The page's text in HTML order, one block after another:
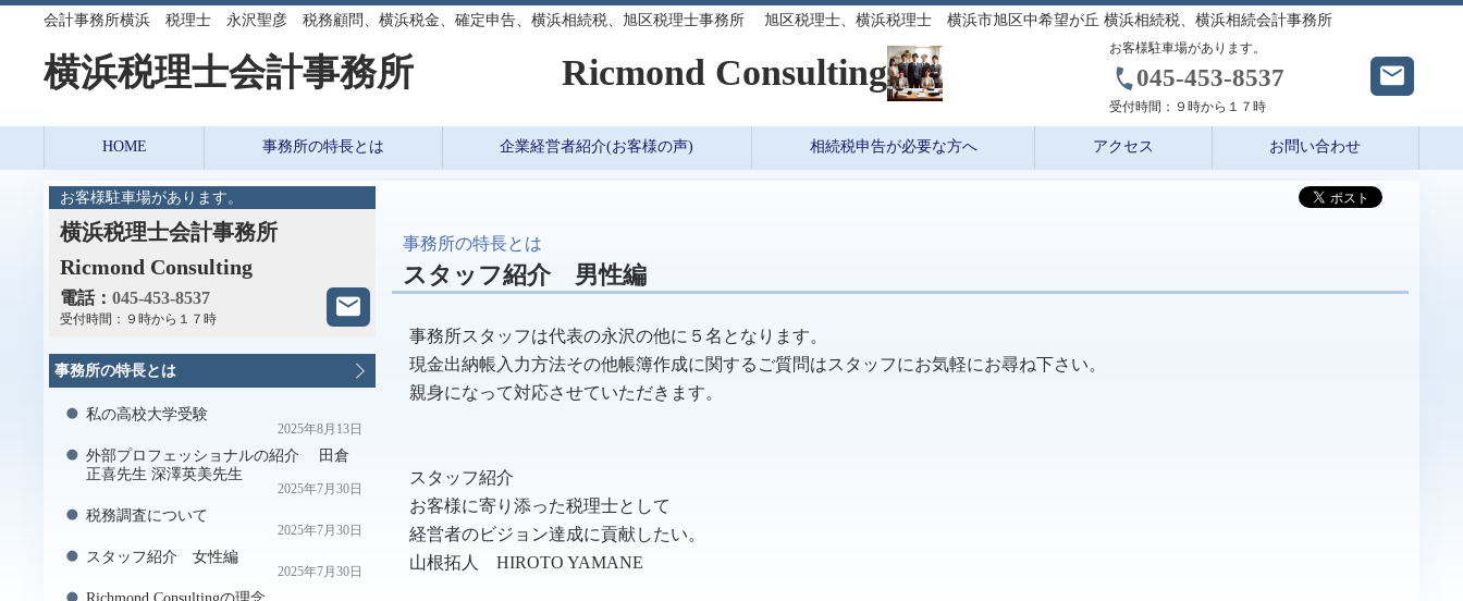
会計事務所横浜 税理士 永沢聖彦 税務顧問、横浜税金、確定申告、横浜相続税、旭区税理士事務所 旭区税理士、横浜税理士 横浜市旭区中希望が丘 横浜相続税、横浜相続会計事務所
横浜税理士会計事務所 Ricmond Consulting
お客様駐車場があります。
045-453-8537
受付時間： ９時から１７時
HOME 事務所の特長とは 企業経営者紹介(お客様の声) 相続税申告が必要な方へ アクセス お問い合わせ
事務所の特長とは
スタッフ紹介 男性編
事務所スタッフは代表の永沢の他に５名となります。
現金出納帳入力方法その他帳簿作成に関するご質問はスタッフにお気軽にお尋ね下さい。
親身になって対応させていただきます。
スタッフ紹介
お客様に寄り添った税理士として
経営者のビジョン達成に貢献したい。
山根拓人 HIROTO YAMANE
お客様駐車場があります。
横浜税理士会計事務所
Ricmond Consulting
電話： 045-453-8537
受付時間： ９時から１７時
事務所の特長とは
私の高校大学受験
2025年8月13日
外部プロフェッショナルの紹介 田倉
正喜先生 深澤英美先生
2025年7月30日
税務調査について
2025年7月30日
スタッフ紹介 女性編
2025年7月30日